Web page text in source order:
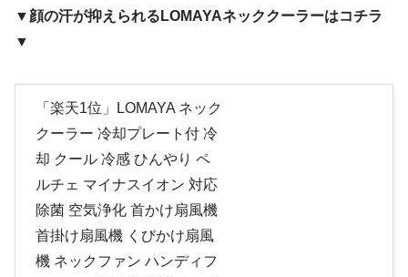
▼顔の汗が抑えられるLOMAYAネッククーラーはコチラ
▼
「楽天1位」LOMAYA ネック
クーラー 冷却プレート付 冷
却 クール 冷感 ひんやり ペ
ルチェ マイナスイオン 対応
除菌 空気浄化 首かけ扇風機
首掛け扇風機 くびかけ扇風
機 ネックファン ハンディフ